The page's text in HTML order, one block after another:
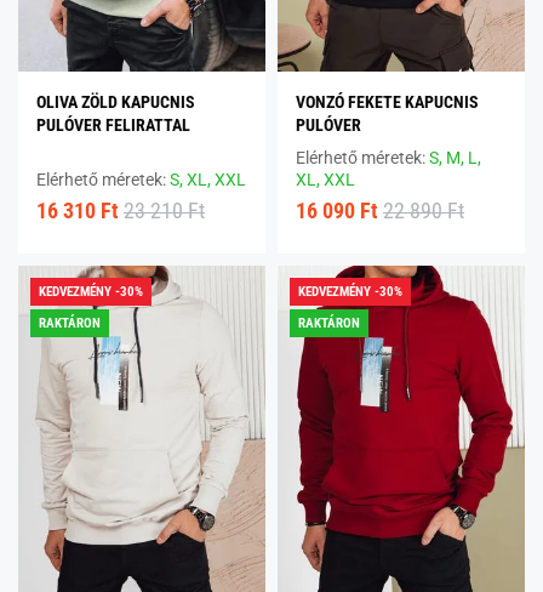
OLIVA ZÖLD KAPUCNIS
PULÓVER FELIRATTAL
Elérhető méretek:S,XL,XXL
16 310 Ft 23 210 Ft
VONZÓ FEKETE KAPUCNIS
PULÓVER
Elérhető méretek:S, M, L,
XL,XXL
16 090 Ft 22 890 Ft
KEDVEZMÉNY -30%
RAKTÁRON
KEDVEZMÉNY -30%
RAKTÁRON